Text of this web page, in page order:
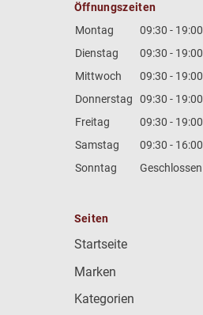
Öffnungszeiten
Montag
09:30 - 19:00
Dienstag
09:30 - 19:00
Mittwoch
09:30 - 19:00
Donnerstag
09:30 - 19:00
Freitag
09:30 - 19:00
Samstag
09:30 - 16:00
Sonntag
Geschlossen
Seiten
Startseite
Marken
Kategorien